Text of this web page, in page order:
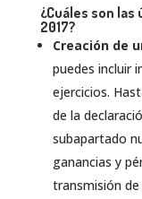
¿Cuáles son
2017?
Creación de
puedes incluir
ejercicios.
de la
subapartado
ganancias y
transmisión